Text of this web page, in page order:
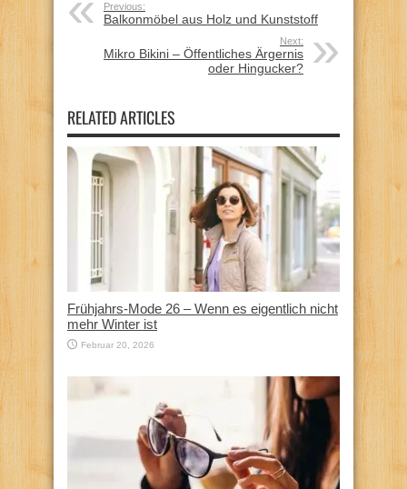
Previous:
Balkonmöbel aus Holz und Kunststoff
Next:
Mikro Bikini – Öffentliches Ärgernis
oder Hingucker?
RELATED ARTICLES
Frühjahrs-Mode 26 – Wenn es eigentlich nicht
mehr Winter ist
Februar 20, 2026